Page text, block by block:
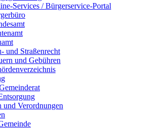
Services / Bürgerservice-Portal
und Straßenrecht
und Gebühren
und Verordnungen